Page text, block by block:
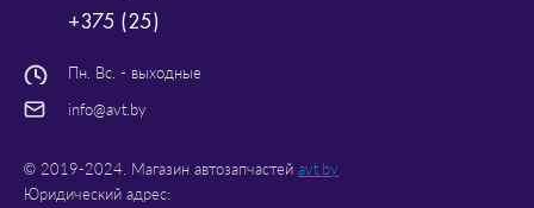
+375 (25)
Пн. Вс. - выходные
info@avt.by
© 2019-2024. Магазин автозапчастей avt.by
Юридический адрес: